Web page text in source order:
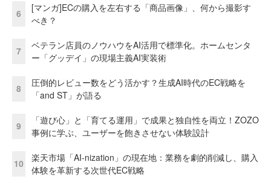
6
[マンガ]ECの購入を左右する「商品画像」、何から撮影す
べき？
7
ベテラン店員のノウハウをAI活用で標準化。ホームセンタ
ー「グッデイ」の現場主義AI実装術
8
圧倒的レビュー数をどう活かす？生成AI時代のEC戦略を
「and ST」が語る
9
「遊び心」と「育てる運用」で成果と独自性を両立！ZOZO
事例に学ぶ、ユーザーを飽きさせない体験設計
10
楽天市場「AI-nization」の現在地：業務を劇的削減し、購入
体験を革新する次世代EC戦略